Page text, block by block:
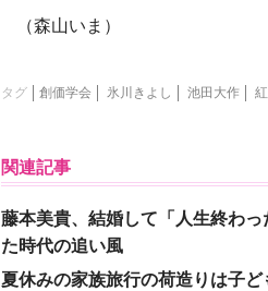
（森山いま）
タグ 創価学会 氷川きよし 池田大作
関連記事
藤本美貴、結婚して「人生終わ
た時代の追い風
夏休みの家族旅行の荷造りは子